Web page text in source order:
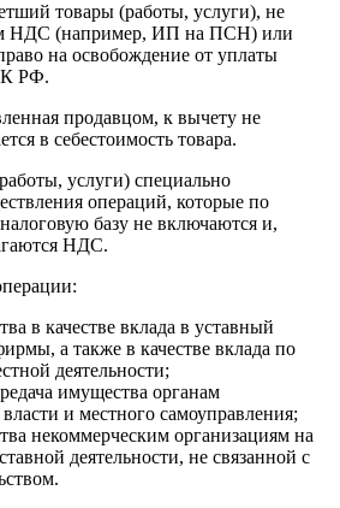
товары (работы, услуги), не
НДС (например, ИП на ПСН) или
на освобождение от уплаты
РФ.
продавцом, к вычету не
в себестоимость товара.
услуги) специально
операций, которые по
базу не включаются и,
НДС.
в качестве вклада в уставный
а также в качестве вклада по
деятельности;
имущества органам
и местного самоуправления;
некоммерческим организациям на
деятельности, не связанной с